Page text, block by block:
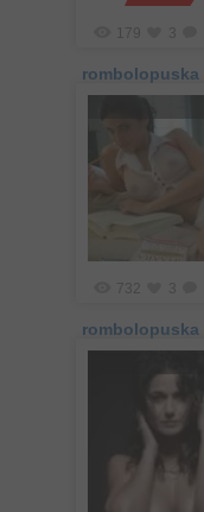
179 3
rombolopuska
732 3
rombolopuska